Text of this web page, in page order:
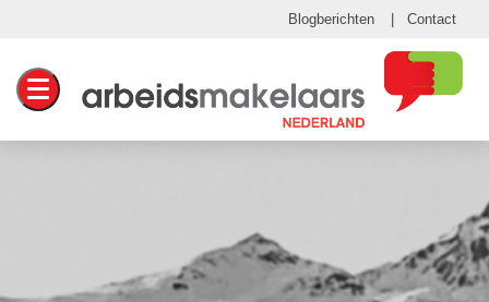
Blogberichten Contact
Toggle navigation